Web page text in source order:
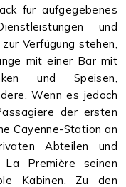
für aufgegebenes
und
Verfügung stehen,
mit einer Bar mit
und Speisen,
Wenn es jedoch
der ersten
Cayenne-Station an
Abteilen und
Première seinen
Kabinen. Zu den